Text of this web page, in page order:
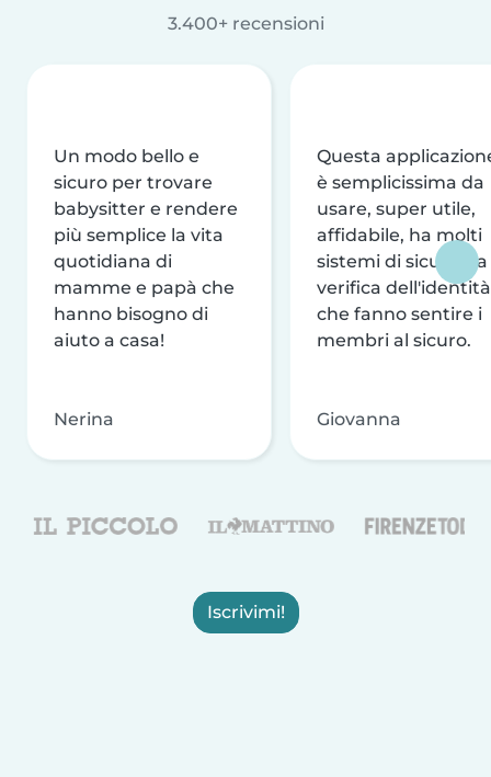
3.400+ recensioni
Un modo bello e
sicuro per trovare
babysitter e rendere
più semplice la vita
quotidiana di
mamme e papà che
hanno bisogno di
aiuto a casa!
Nerina
Questa
è semplicissima da
usare, super utile,
affidabile, ha molti
sistemi di sicurezza
verifica dell'identità
che fanno sentire i
membri al sicuro.
Giovanna
Iscrivimi!